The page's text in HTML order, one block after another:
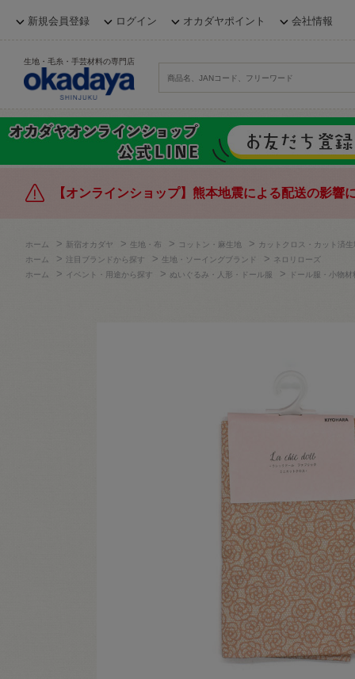
新規会員登録 ログイン オカダヤポイント 会社情報
生地・毛糸・手芸材料の専門店
【オンラインショップ】熊本地震による配送の影響
ホーム > 新宿オカダヤ > 生地・布 > コットン・麻生地 >
カットクロス・カット済
ホーム
> 注目ブランドから探す > 生地・ソーイングブランド > ネロリローズ
ホーム
> イベント・用途から探す > ぬいぐるみ・人形・ドール服 > ドール服・小物